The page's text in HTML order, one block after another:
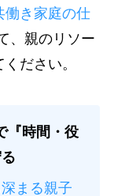
働き家庭の仕
、親のリソー
ださい。
『時間・役
まる親子